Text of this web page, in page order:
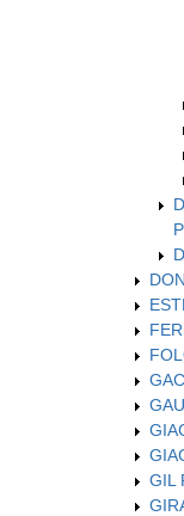
GIL